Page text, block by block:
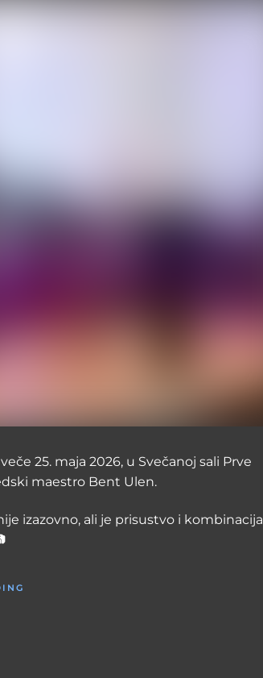
25. maja 2026, u Svečanoj sali Prve
maestro Bent Ulen.
izazovno, ali je prisustvo i kombinacija